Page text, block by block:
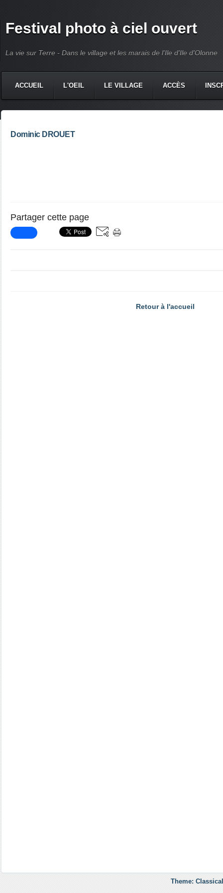
Festival photo à ciel ouvert
La vie sur Terre - Dans le village et les marais de l'Ile d'Ile d'Olonne
ACCUEIL L'OEIL LE VILLAGE ACCÈS
Dominic DROUET
Partager cette page
Retour à l'accueil
Theme: